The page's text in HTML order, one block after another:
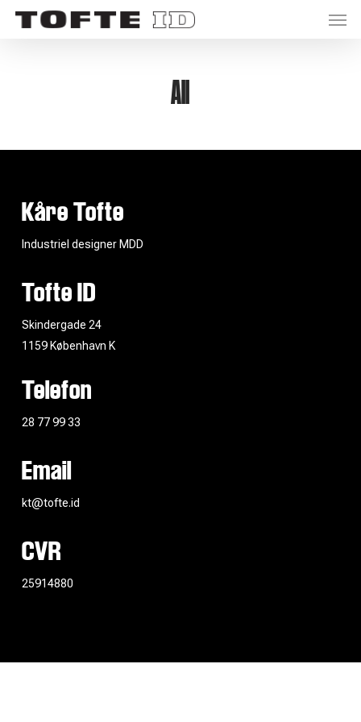
Skip
All
Kåre Tofte
Industriel designer MDD
Tofte ID
Skindergade 24
1159 København K
Telefon
28 77 99 33
Email
kt@tofte.id
CVR
25914880